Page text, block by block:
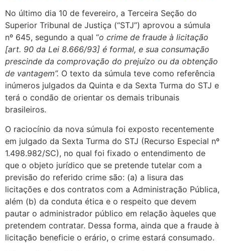
No último dia 10 de fevereiro, a Terceira Seção do
Superior Tribunal de Justiça (“STJ”) aprovou a súmula
nº 645, segundo a qual “o crime de fraude à licitação
[art. 90 da Lei 8.666/93] é formal, e sua consumação
prescinde da comprovação do prejuízo ou da obtenção
de vantagem”. O texto da súmula teve como referência
inúmeros julgados da Quinta e da Sexta Turma do STJ e
terá o condão de orientar os demais tribunais
brasileiros.
O raciocínio da nova súmula foi exposto recentemente
em julgado da Sexta Turma do STJ (Recurso Especial nº
1.498.982/SC), no qual foi fixado o entendimento de
que o objeto jurídico que se pretende tutelar com a
previsão do referido crime são: (a) a lisura das
licitações e dos contratos com a Administração Pública,
além (b) da conduta ética e o respeito que devem
pautar o administrador público em relação àqueles que
pretendem contratar. Dessa forma, ainda que a fraude à
licitação beneficie o erário, o crime estará consumado.